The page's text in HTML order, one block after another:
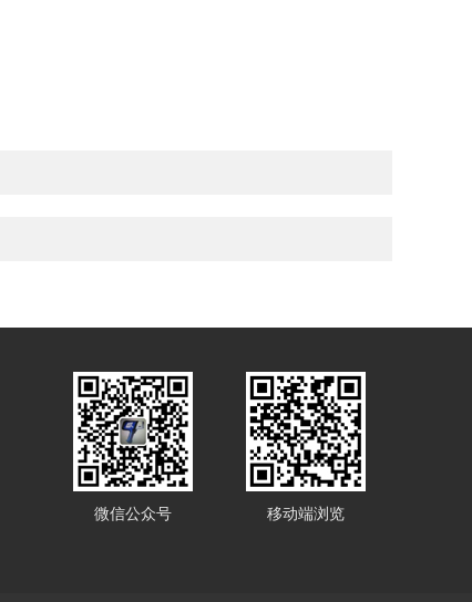
微信公众号 移动端浏览